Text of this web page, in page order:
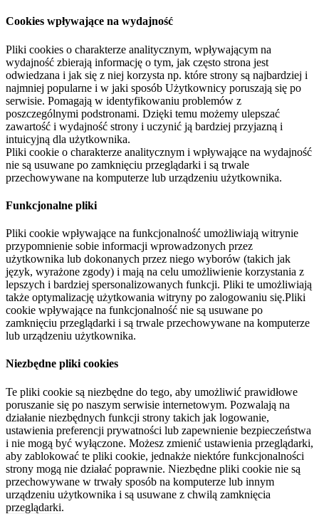
Cookies wpływające na wydajność
Pliki cookies o charakterze analitycznym, wpływającym na
wydajność zbierają informację o tym, jak często strona jest
odwiedzana i jak się z niej korzysta np. które strony są najbardziej i
najmniej popularne i w jaki sposób Użytkownicy poruszają się po
serwisie. Pomagają w identyfikowaniu problemów z
poszczególnymi podstronami. Dzięki temu możemy ulepszać
zawartość i wydajność strony i uczynić ją bardziej przyjazną i
intuicyjną dla użytkownika.
Pliki cookie o charakterze analitycznym i wpływające na wydajność
nie są usuwane po zamknięciu przeglądarki i są trwale
przechowywane na komputerze lub urządzeniu użytkownika.
Funkcjonalne pliki
Pliki cookie wpływające na funkcjonalność umożliwiają witrynie
przypomnienie sobie informacji wprowadzonych przez
użytkownika lub dokonanych przez niego wyborów (takich jak
język, wyrażone zgody) i mają na celu umożliwienie korzystania z
lepszych i bardziej spersonalizowanych funkcji. Pliki te umożliwiają
także optymalizację użytkowania witryny po zalogowaniu się.Pliki
cookie wpływające na funkcjonalność nie są usuwane po
zamknięciu przeglądarki i są trwale przechowywane na komputerze
lub urządzeniu użytkownika.
Niezbędne pliki cookies
Te pliki cookie są niezbędne do tego, aby umożliwić prawidłowe
poruszanie się po naszym serwisie internetowym. Pozwalają na
działanie niezbędnych funkcji strony takich jak logowanie,
ustawienia preferencji prywatności lub zapewnienie bezpieczeństwa
i nie mogą być wyłączone. Możesz zmienić ustawienia przeglądarki,
aby zablokować te pliki cookie, jednakże niektóre funkcjonalności
strony mogą nie działać poprawnie. Niezbędne pliki cookie nie są
przechowywane w trwały sposób na komputerze lub innym
urządzeniu użytkownika i są usuwane z chwilą zamknięcia
przeglądarki.